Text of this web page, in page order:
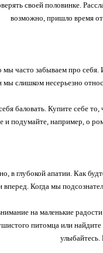
своей половинке.
возможно, пришло время
мы часто забываем про
мы слишком несерьезно
баловать. Купите себе
и подумайте, например, о
в глубокой апатии. Как
вперед. Когда мы
на маленькие
питомца или